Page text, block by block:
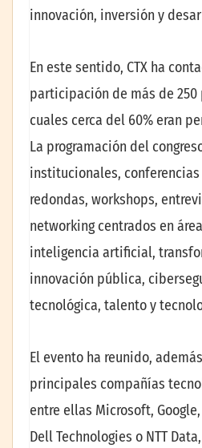
innovación, inversión y
En este sentido, CTX ha
participación de más de 250
cuales cerca del 60% eran
La programación del
institucionales,
redondas, workshops,
networking centrados en
inteligencia artificial,
innovación pública,
tecnológica, talento y
El evento ha reunido,
principales compañías
entre ellas Microsoft,
Dell Technologies o NTT